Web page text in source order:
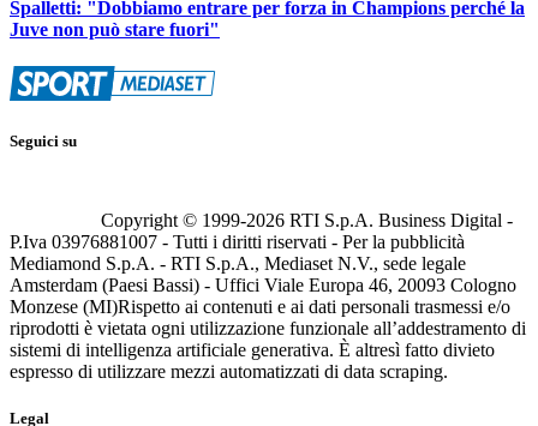
Spalletti: "Dobbiamo entrare per forza in Champions perché la
Juve non può stare fuori"
Seguici su
Copyright © 1999-2026 RTI S.p.A. Business Digital -
P.Iva 03976881007 - Tutti i diritti riservati - Per la pubblicità
Mediamond S.p.A. - RTI S.p.A., Mediaset N.V., sede legale
Amsterdam (Paesi Bassi) - Uffici Viale Europa 46, 20093 Cologno
Monzese (MI)Rispetto ai contenuti e ai dati personali trasmessi e/o
riprodotti è vietata ogni utilizzazione funzionale all’addestramento di
sistemi di intelligenza artificiale generativa. È altresì fatto divieto
espresso di utilizzare mezzi automatizzati di data scraping.
Legal